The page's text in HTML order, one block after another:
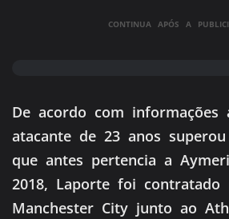
CONTINUA APÓS A
De acordo com informações
atacante de 23 anos
que antes pertencia a
2018, Laporte foi contratado
Manchester City junto ao